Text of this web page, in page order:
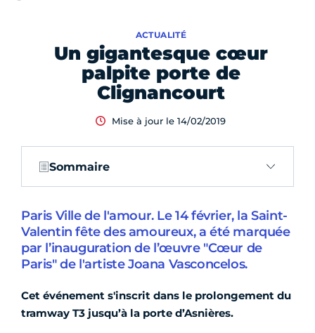
Un gigantesque cœur
palpite porte de
Clignancourt
ACTUALITÉ
Mise à jour le 14/02/2019
Sommaire
Paris Ville de l'amour. Le 14 février, la Saint-
Valentin fête des amoureux, a été marquée
par l’inauguration de l’œuvre "Cœur de
Paris" de l'artiste Joana Vasconcelos.
Cet événement s'inscrit dans le prolongement du
tramway T3 jusqu’à la porte d’Asnières.